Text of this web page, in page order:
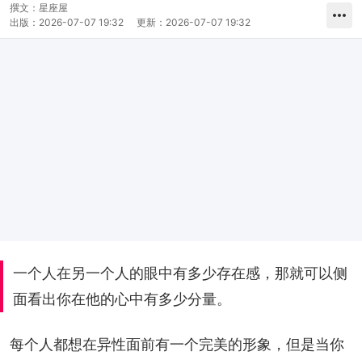
撰文： 星座屋
出版： 2026-07-07 19:32 更新： 2026-07-07 19:32
一个人在另一个人的眼中有多少存在感，那就可以侧
面看出你在他的心中有多少分量。
每个人都想在异性面前有一个完美的形象，但是当你